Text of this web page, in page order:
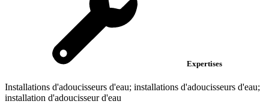
Expertises
Installations d'adoucisseurs d'eau; installations d'adoucisseurs d'eau;
installation d'adoucisseur d'eau